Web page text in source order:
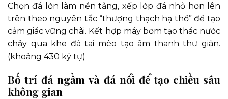
Chọn đá lớn làm nền tảng, xếp lớp đá nhỏ hơn lên
trên theo nguyên tắc “thượng thạch hạ thổ” để tạo
cảm giác vững chãi. Kết hợp máy bơm tạo thác nước
chảy qua khe đá tai mèo tạo âm thanh thư giãn.
(khoảng 430 ký tự)
Bố trí đá ngầm và đá nổi để tạo chiều sâu
không gian